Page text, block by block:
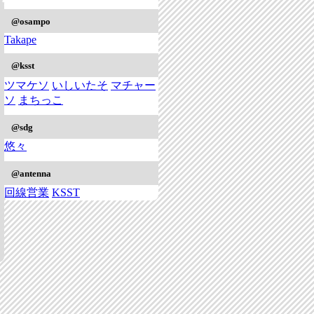
@osampo
Takape
@ksst
ツマケソ いしいたそ マチャー
ソ まちっこ
@sdg
悠々
@antenna
回線営業 KSST